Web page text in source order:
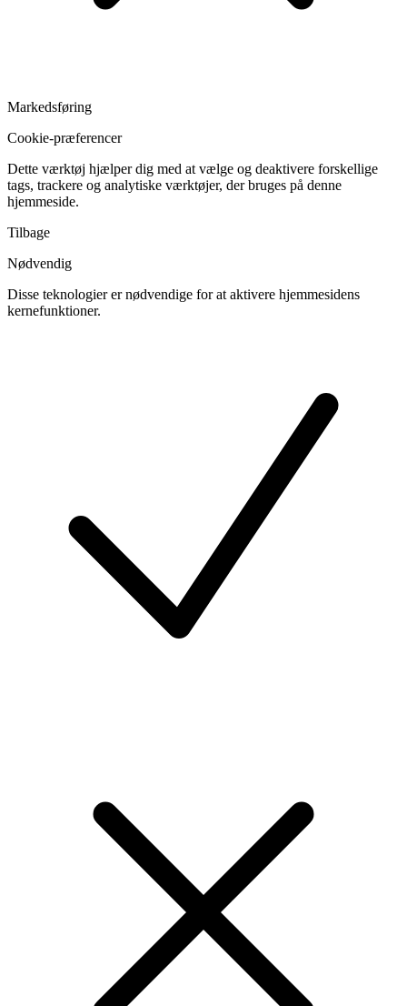
Markedsføring
Cookie-præferencer
Dette værktøj hjælper dig med at vælge og deaktivere forskellige
tags, trackere og analytiske værktøjer, der bruges på denne
hjemmeside.
Tilbage
Nødvendig
Disse teknologier er nødvendige for at aktivere hjemmesidens
kernefunktioner.